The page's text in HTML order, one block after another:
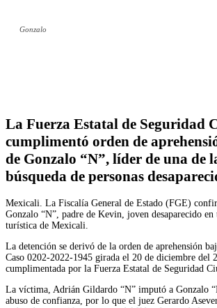
Gonzalo
La Fuerza Estatal de Seguridad
cumplimentó orden de
de Gonzalo “N”, líder de una de
búsqueda de personas
Mexicali. La Fiscalía General de Estado (FGE)
Gonzalo “N”, padre de Kevin, joven desaparecido en
turística de Mexicali.
La detención se derivó de la orden de aprehensión
Caso 0202-2022-1945 girada el 20 de diciembre del
cumplimentada por la Fuerza Estatal de Seguridad
La víctima, Adrián Gildardo “N” imputó a Gonzalo
abuso de confianza, por lo que el juez Gerardo